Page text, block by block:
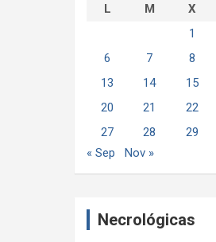
L
M X
1
6
7 8
13
14 15
20
21 22
27
28 29
« Sep
Nov »
Necrológicas